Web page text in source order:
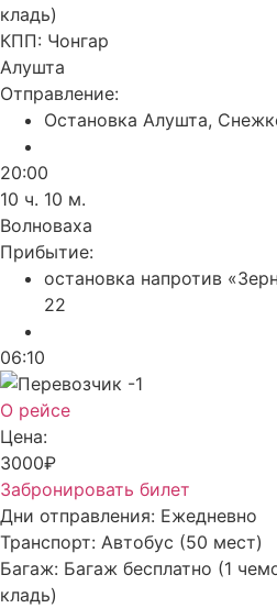
кладь)
КПП: Чонгар
Алушта
Отправление:
Остановка Алушта,
20:00
10 ч. 10 м.
Волноваха
Прибытие:
остановка напротив
22
06:10
О рейсе
Цена:
3000₽
Забронировать билет
Дни отправления: Ежедневно
Транспорт: Автобус (50 мест)
Багаж: Багаж бесплатно (1
кладь)